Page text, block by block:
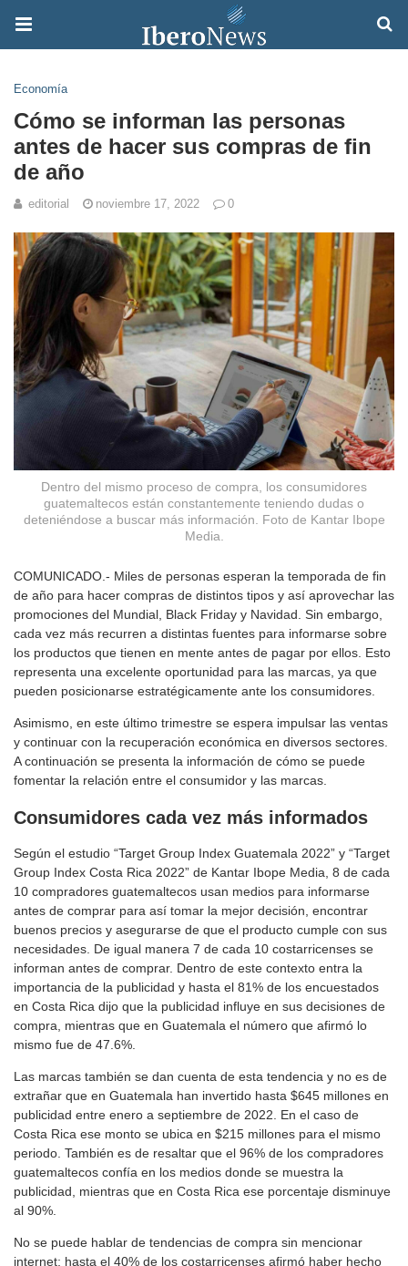
Economía
Cómo se informan las personas
antes de hacer sus compras de fin
de año
editorial noviembre 17, 2022 0
Dentro del mismo proceso de compra, los consumidores
guatemaltecos están constantemente teniendo dudas o
deteniéndose a buscar más información. Foto de Kantar Ibope
Media.
COMUNICADO.- Miles de personas esperan la temporada de fin
de año para hacer compras de distintos tipos y así aprovechar las
promociones del Mundial, Black Friday y Navidad. Sin embargo,
cada vez más recurren a distintas fuentes para informarse sobre
los productos que tienen en mente antes de pagar por ellos. Esto
representa una excelente oportunidad para las marcas, ya que
pueden posicionarse estratégicamente ante los consumidores.
Asimismo, en este último trimestre se espera impulsar las ventas
y continuar con la recuperación económica en diversos sectores.
A continuación se presenta la información de cómo se puede
fomentar la relación entre el consumidor y las marcas.
Consumidores cada vez más informados
Según el estudio “Target Group Index Guatemala 2022” y “Target
Group Index Costa Rica 2022” de Kantar Ibope Media, 8 de cada
10 compradores guatemaltecos usan medios para informarse
antes de comprar para así tomar la mejor decisión, encontrar
buenos precios y asegurarse de que el producto cumple con sus
necesidades. De igual manera 7 de cada 10 costarricenses se
informan antes de comprar. Dentro de este contexto entra la
importancia de la publicidad y hasta el 81% de los encuestados
en Costa Rica dijo que la publicidad influye en sus decisiones de
compra, mientras que en Guatemala el número que afirmó lo
mismo fue de 47.6%.
Las marcas también se dan cuenta de esta tendencia y no es de
extrañar que en Guatemala han invertido hasta $645 millones en
publicidad entre enero a septiembre de 2022. En el caso de
Costa Rica ese monto se ubica en $215 millones para el mismo
periodo. También es de resaltar que el 96% de los compradores
guatemaltecos confía en los medios donde se muestra la
publicidad, mientras que en Costa Rica ese porcentaje disminuye
al 90%.
No se puede hablar de tendencias de compra sin mencionar
internet; hasta el 40% de los costarricenses afirmó haber hecho